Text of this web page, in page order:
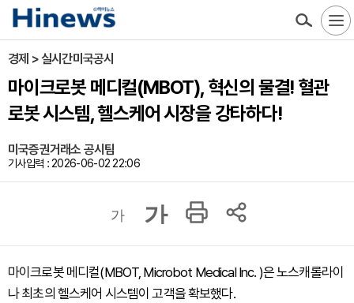
경제 > 실시간미국공시
마이크로봇 메디컬(MBOT), 혁신의 물결! 혈관
로봇 시스템, 헬스케어 시장을 강타하다!
미국증권거래소 공시팀
기사입력 : 2026-06-02 22:06
가 가
마이크로봇 메디컬(MBOT, Microbot Medical Inc. )은 노스캐롤라이
나 최초의 헬스케어 시스템이 고객을 확보했다.